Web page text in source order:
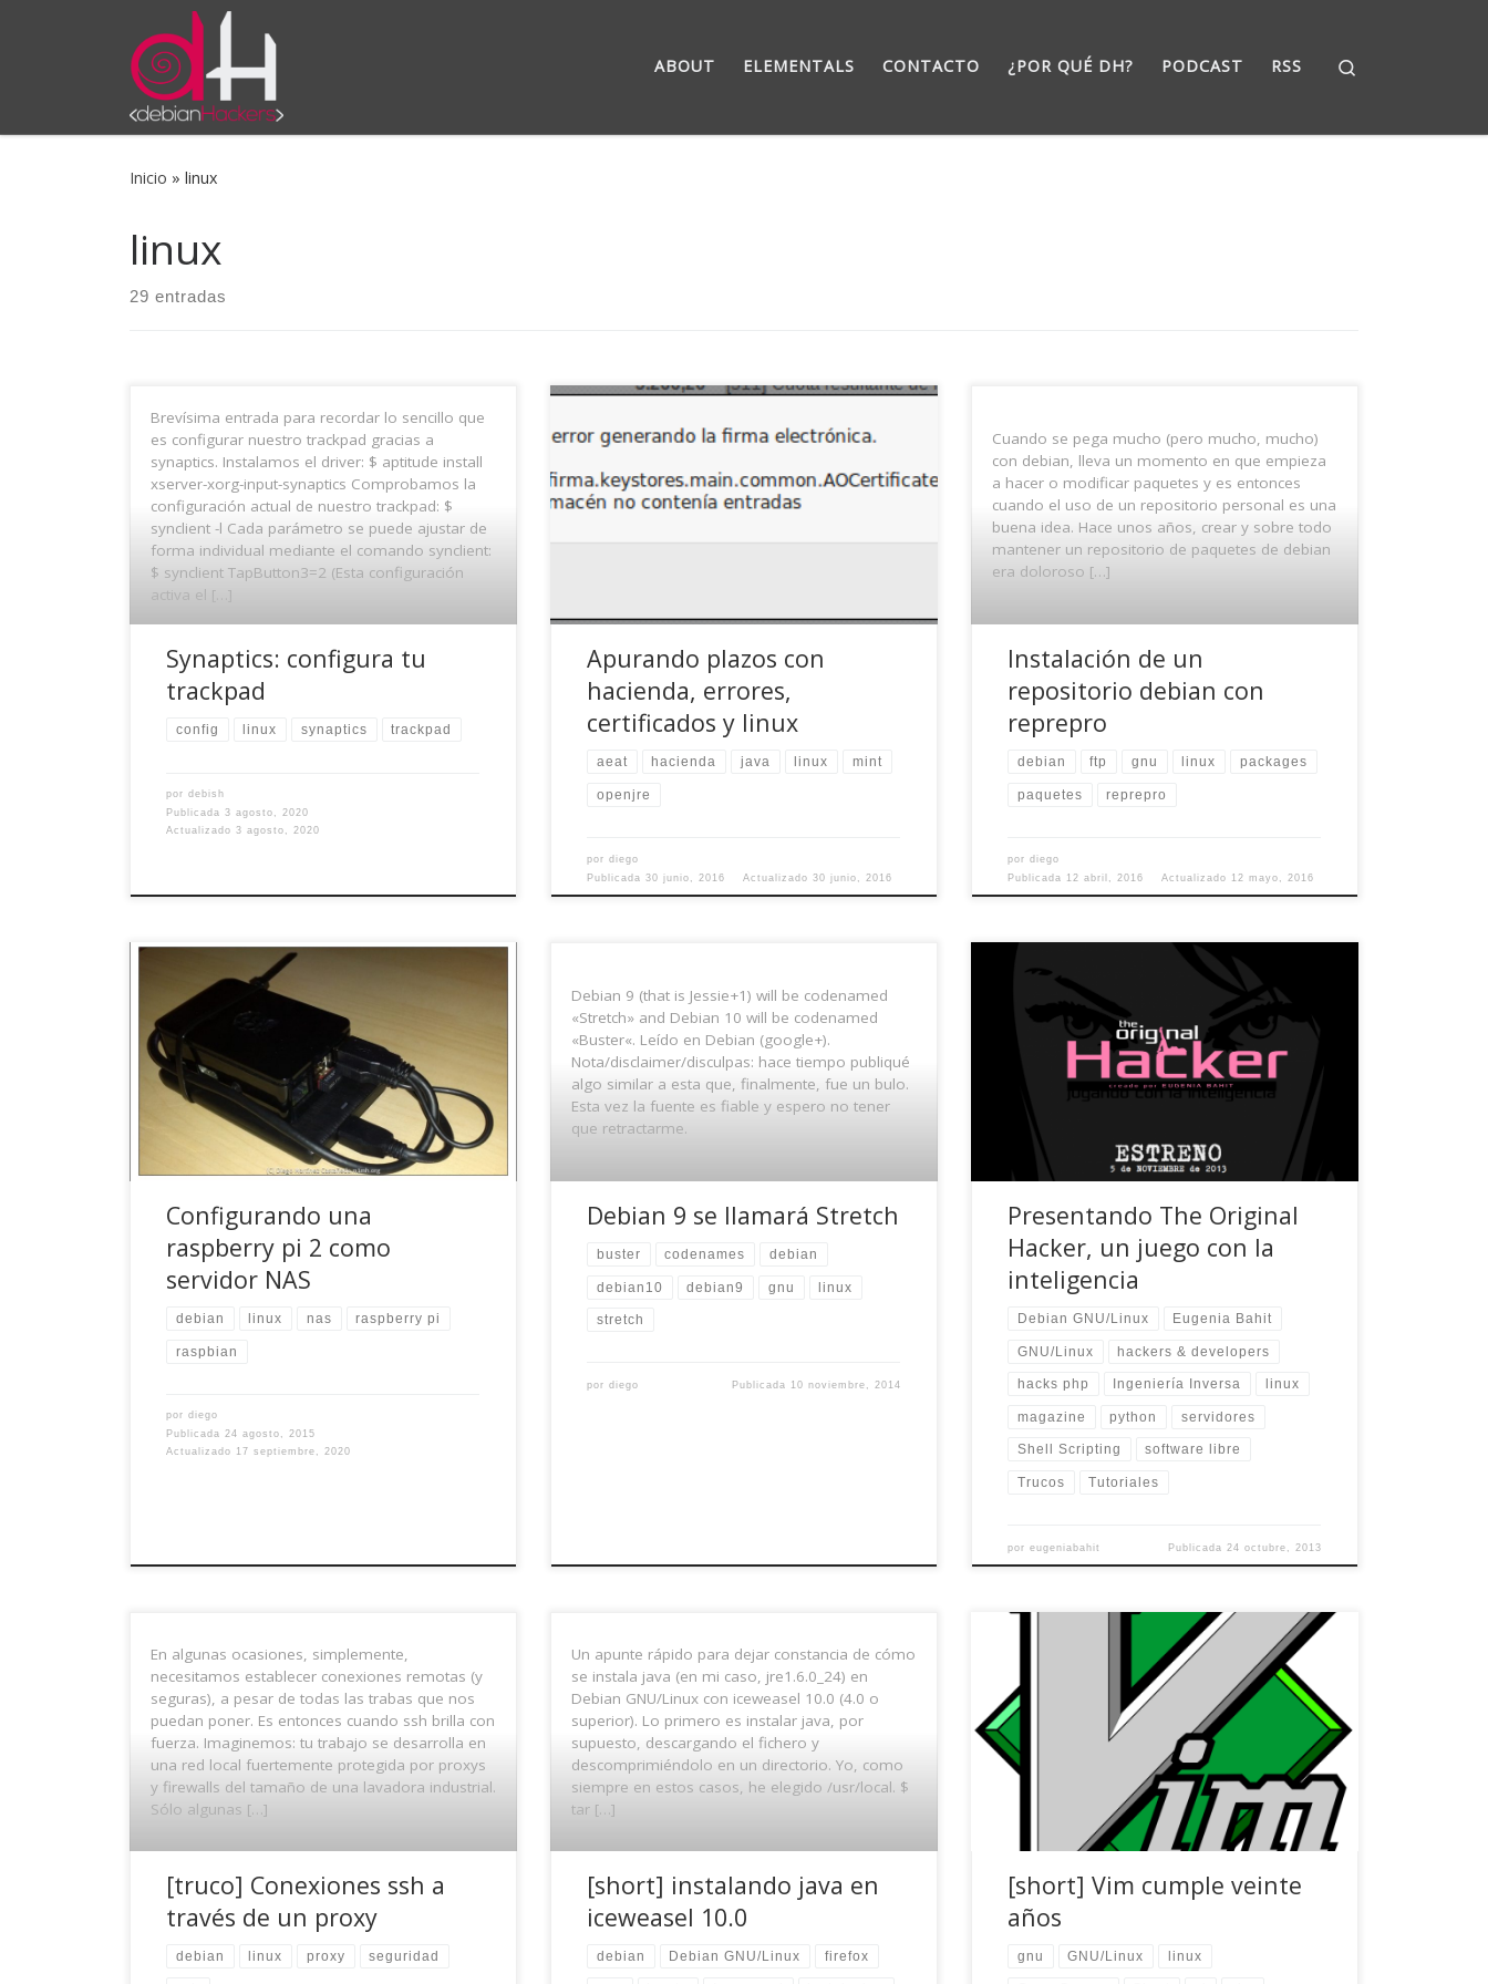
Saltar al contenido
ABOUT ELEMENTALS CONTACTO ¿POR QUÉ DH? PODCAST RSS
Inicio » linux
linux
29 entradas
Brevísima entrada para recordar lo sencillo que
es configurar nuestro trackpad gracias a
synaptics. Instalamos el driver: $ aptitude install
xserver-xorg-input-synaptics Comprobamos la
configuración actual de nuestro trackpad: $
synclient -l Cada parámetro se puede ajustar de
forma individual mediante el comando synclient:
$ synclient TapButton3=2 (Esta configuración
activa el […]
Synaptics: configura tu
trackpad
config linux synaptics trackpad
pordebish
Publicada3 agosto, 2020
Actualizado3 agosto, 2020
Desde el año pasado (creo) la AEAT (hacienda,
Java que sustituye al programa PADRE. Al final
creo que se cansaron de mantener varios
Apurando plazos con
hacienda, errores,
certificados y linux
aeat hacienda java linux mint
openjre
pordiego
Publicada30 junio, 2016 Actualizado30 junio, 2016
Cuando se pega mucho (pero mucho, mucho)
con debian, lleva un momento en que empieza
a hacer o modificar paquetes y es entonces
cuando el uso de un repositorio personal es una
buena idea. Hace unos años, crear y sobre todo
mantener un repositorio de paquetes de debian
era doloroso […]
Instalación de un
repositorio debian con
reprepro
debian ftp gnu linux packages
paquetes reprepro
pordiego
Publicada 12 abril, 2016 Actualizado 12 mayo, 2016
Creo que ya he comentado que tengo un par de
raspberry pi, de los modelos 1 y 2. El proyecto
en sí me fascinó desde que supe de el y luego,
al comprar la primera, caí rendido a sus pies por
todo lo que ofrece con ese precio y esos […]
Configurando una
raspberry pi 2 como
servidor NAS
debian linux nas raspberry pi
raspbian
pordiego
Publicada24 agosto, 2015
Actualizado 17 septiembre, 2020
Debian 9 (that is Jessie+1) will be codenamed
«Stretch» and Debian 10 will be codenamed
«Buster«. Leído en Debian (google+).
Nota/disclaimer/disculpas: hace tiempo publiqué
algo similar a esta que, finalmente, fue un bulo.
Esta vez la fuente es fiable y espero no tener
que retractarme.
Debian 9 se llamará Stretch
buster codenames debian
debian10 debian9 gnu linux
stretch
pordiego Publicada 10 noviembre, 2014
El pasado domingo 20 de octubre, me di cuenta
que dejar de invertir tiempo y esfuerzo en
reparar los errores de terceras personas y dejar
de sentirme obligada a cumplir con las
responsabilidades de otros, me iba a permitir
poder poner mayor dedicación en generar
material que verdaderamente sirviese a
programadores […]
Presentando The Original
Hacker, un juego con la
inteligencia
Debian GNU/Linux Eugenia Bahit
GNU/Linux hackers & developers
hacks php Ingeniería Inversa linux
magazine python servidores
Shell Scripting software libre
Trucos Tutoriales
poreugeniabahit Publicada 24 octubre, 2013
En algunas ocasiones, simplemente,
necesitamos establecer conexiones remotas (y
seguras), a pesar de todas las trabas que nos
puedan poner. Es entonces cuando ssh brilla con
fuerza. Imaginemos: tu trabajo se desarrolla en
una red local fuertemente protegida por proxys
y firewalls del tamaño de una lavadora industrial.
Sólo algunas […]
[truco] Conexiones ssh a
través de un proxy
debian linux proxy seguridad
Un apunte rápido para dejar constancia de cómo
se instala java (en mi caso, jre1.6.0_24) en
Debian GNU/Linux con iceweasel 10.0 (4.0 o
superior). Lo primero es instalar java, por
supuesto, descargando el fichero y
descomprimiéndolo en un directorio. Yo, como
siempre en estos casos, he elegido /usr/local. $
tar […]
[short] instalando java en
iceweasel 10.0
debian Debian GNU/Linux firefox
Vim, el que es considerado como uno de los
mejores editores de textos y del que soy fiel
usuario desde la noche de los tiempos, ha
cumplido veinte años. Podría ponerme en plan
abuelo, recordando los duros principios, la
sensación de abandonar a un amigo (vi) por
[short] Vim cumple veinte
años
gnu GNU/Linux linux